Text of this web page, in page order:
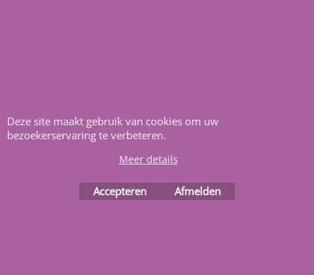
bouwinstructies. Al meer
dan 22 jaar het vertrouwd
adres zwembaden en
renovatie materialen.
Deze site maakt gebruik van cookies om uw
bezoekerservaring te verbeteren.
Meer details
Accepteren Afmelden